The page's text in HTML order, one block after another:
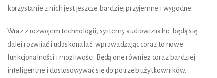
korzystanie z nich jest jeszcze bardziej przyjemne i wygodne.
Wraz z rozwojem technologii, systemy audiowizualne będą się
dalej rozwijać i udoskonalać, wprowadzając coraz to nowe
funkcjonalności i możliwości. Będą one również coraz bardziej
inteligentne i dostosowywać się do potrzeb użytkowników.